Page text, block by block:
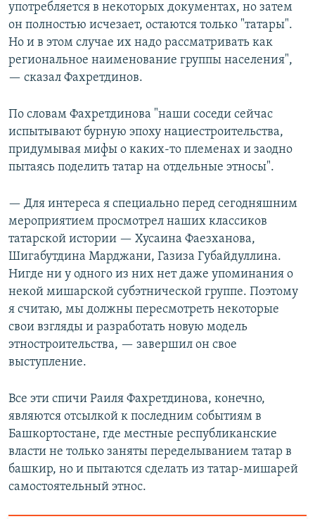
употребляется в некоторых документах, но затем
он полностью исчезает, остаются только "татары".
Но и в этом случае их надо рассматривать как
региональное наименование группы населения",
— сказал Фахретдинов.
По словам Фахретдинова "наши соседи сейчас
испытывают бурную эпоху нациестроительства,
придумывая мифы о каких-то племенах и заодно
пытаясь поделить татар на отдельные этносы".
— Для интереса я специально перед сегодняшним
мероприятием просмотрел наших классиков
татарской истории — Хусаина Фаезханова,
Шигабутдина Марджани, Газиза Губайдуллина.
Нигде ни у одного из них нет даже упоминания о
некой мишарской субэтнической группе. Поэтому
я считаю, мы должны пересмотреть некоторые
свои взгляды и разработать новую модель
этностроительства, — завершил он свое
выступление.
Все эти спичи Раиля Фахретдинова, конечно,
являются отсылкой к последним событиям в
Башкортостане, где местные республиканские
власти не только заняты переделыванием татар в
башкир, но и пытаются сделать из татар-мишарей
самостоятельный этнос.